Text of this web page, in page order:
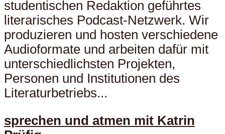
studentischen Redaktion geführtes
literarisches Podcast-Netzwerk. Wir
produzieren und hosten verschiedene
Audioformate und arbeiten dafür mit
unterschiedlichsten Projekten,
Personen und Institutionen des
Literaturbetriebs...
sprechen und atmen mit Katrin